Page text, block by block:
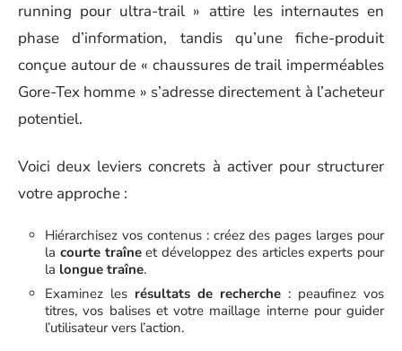
running pour ultra-trail » attire les internautes en
phase d’information, tandis qu’une fiche-produit
conçue autour de « chaussures de trail imperméables
Gore-Tex homme » s’adresse directement à l’acheteur
potentiel.
Voici deux leviers concrets à activer pour structurer
votre approche :
Hiérarchisez vos contenus : créez des pages larges pour
la courte traîneet développez des articles experts pour
la longue traîne.
Examinez les résultats de recherche : peaufinez vos
titres, vos balises et votre maillage interne pour guider
l’utilisateur vers l’action.